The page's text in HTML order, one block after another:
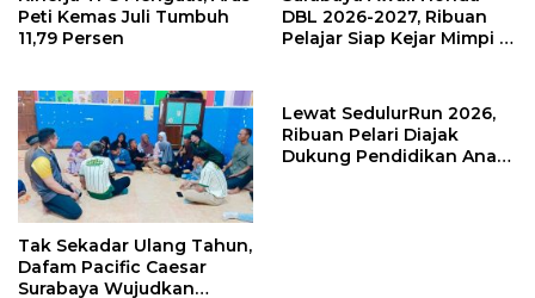
Peti Kemas Juli Tumbuh
11,79 Persen
DBL 2026-2027, Ribuan
Pelajar Siap Kejar Mimpi di
Tak Sekadar Ulang Tahun,
Dafam Pacific Caesar
Surabaya Wujudkan
Lewat SedulurRun 2026,
Ribuan Pelari Diajak
Dukung Pendidikan Anak